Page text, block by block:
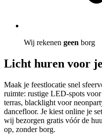
Wij rekenen geen borg
Licht huren voor
Maak je feestlocatie snel
ruimte: rustige LED-spots
terras, blacklight voor
dancefloor. Je kiest online je
wij bezorgen gratis vóór de
op, zonder borg.